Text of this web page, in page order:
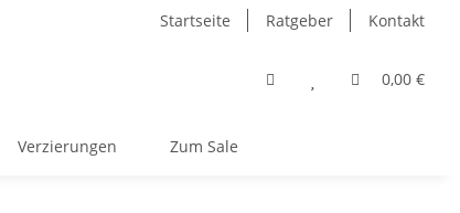
Startseite Ratgeber Kontakt
0,00 €
Verzierungen Zum Sale